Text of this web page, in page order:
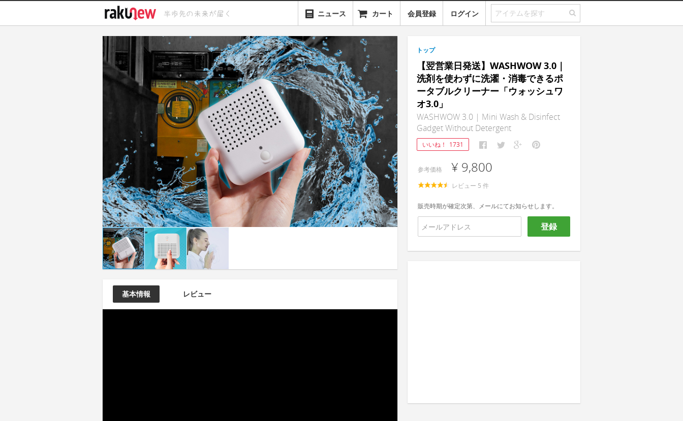
ニュース カート 会員登録 ログイン
基本情報 レビュー
トップ
【翌営業日発送】WASHWOW 3.0｜
洗剤を使わずに洗濯・消毒できるポ
ータブルクリーナー「ウォッシュワ
オ3.0」
WASHWOW 3.0 | Mini Wash & Disinfect
Gadget Without Detergent
いいね！ 1731
参考価格 ¥ 9,800
レビュー 5 件
販売時期が確定次第、メールにてお知らせします。
登録